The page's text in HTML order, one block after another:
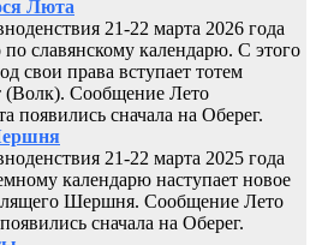
Люта
21-22 марта 2026 года
по славянскому календарю. С этого
свои права вступает тотем
Сообщение Лето
появились сначала на Оберег.
21-22 марта 2025 года
календарю наступает новое
Шершня. Сообщение Лето
сначала на Оберег.